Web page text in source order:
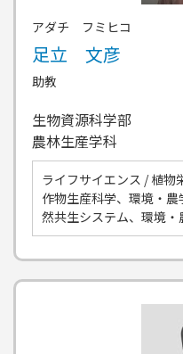
アダチ フミヒコ
足立 文彦
助教
生物資源科学部
農林生産学科
ライフサイエンス / 植物
作物生産科学、環境・
然共生システム、環境・